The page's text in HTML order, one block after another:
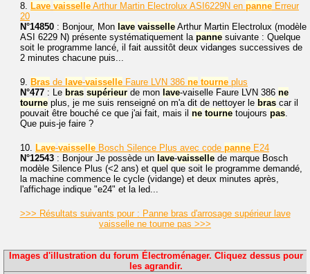
8. Lave vaisselle Arthur Martin Electrolux ASI6229N en panne Erreur
20
N°14850 : Bonjour, Mon lave vaisselle Arthur Martin Electrolux (modèle
ASI 6229 N) présente systématiquement la panne suivante : Quelque
soit le programme lancé, il fait aussitôt deux vidanges successives de
2 minutes chacune puis...
9. Bras de lave-vaisselle Faure LVN 386 ne tourne plus
N°477 : Le bras supérieur de mon lave-vaiselle Faure LVN 386 ne
tourne plus, je me suis renseigné on m'a dit de nettoyer le bras car il
pouvait être bouché ce que j'ai fait, mais il ne tourne toujours pas.
Que puis-je faire ?
10. Lave-vaisselle Bosch Silence Plus avec code panne E24
N°12543 : Bonjour Je possède un lave-vaisselle de marque Bosch
modèle Silence Plus (<2 ans) et quel que soit le programme demandé,
la machine commence le cycle (vidange) et deux minutes après,
l'affichage indique "e24" et la led...
>>> Résultats suivants pour : Panne bras d'arrosage supérieur lave
vaisselle ne tourne pas >>>
Images d'illustration du forum Électroménager. Cliquez dessus pour
les agrandir.